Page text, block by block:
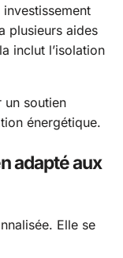
plusieurs aides
inclut l’isolation
un soutien
énergétique.
adapté aux
Elle se